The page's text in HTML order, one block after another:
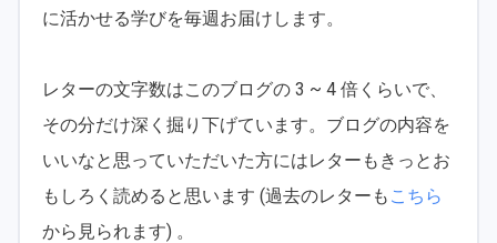
に活かせる学びを毎週お届けします。
レターの文字数はこのブログの 3 ~ 4 倍くらいで、
その分だけ深く掘り下げています。ブログの内容を
いいなと思っていただいた方にはレターもきっとお
もしろく読めると思います (過去のレターも こちら
から見られます) 。